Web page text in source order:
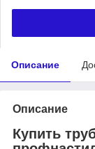
Описание
Описание
Купить